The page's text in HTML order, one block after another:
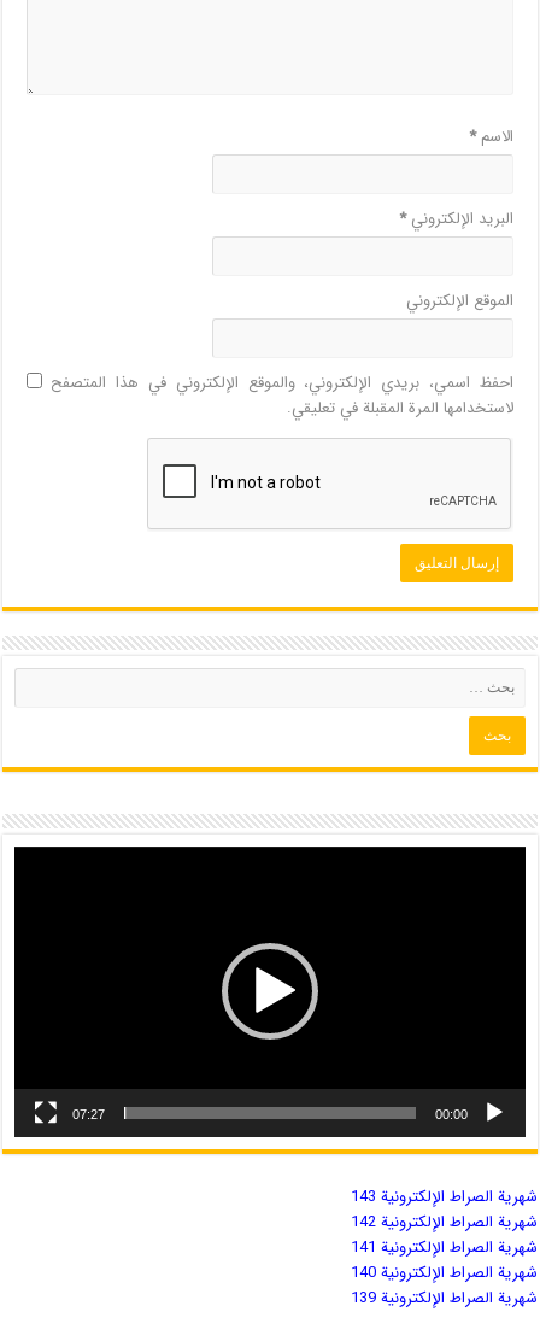
الاسم*
البريد الإلكتروني*
الموقع الإلكتروني
احفظ اسمي، بريدي الإلكتروني، والموقع الإلكتروني في هذا المتصفح
لاستخدامها المرة المقبلة في تعليقي.
00:00
07:27
شهریة الصراط الإلكترونية 143
شهریة الصراط الإلكترونية 142
شهریة الصراط الإلكترونية 141
شهریة الصراط الإلكترونية 140
شهریة الصراط الإلكترونية 139